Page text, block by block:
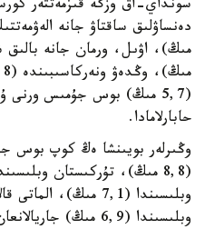
(5,7 مىڭ) بوس جۇمىس
حابارلامادا.
وڭىرلەر بويىنشا ەڭ كوپ بوس
وبلىسىندا (6,9 مىڭ) جاريالانعان.